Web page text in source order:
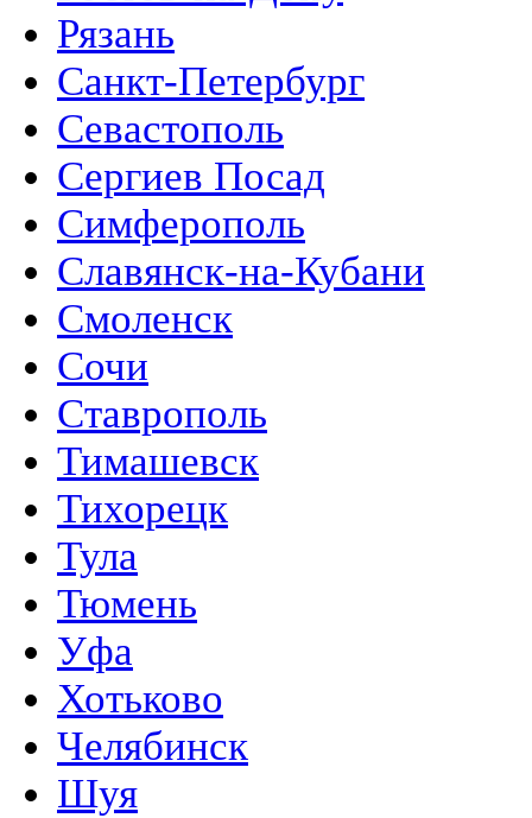
Рязань
Санкт-Петербург
Севастополь
Сергиев Посад
Симферополь
Славянск-на-Кубани
Смоленск
Сочи
Ставрополь
Тимашевск
Тихорецк
Тула
Тюмень
Уфа
Хотьково
Челябинск
Шуя